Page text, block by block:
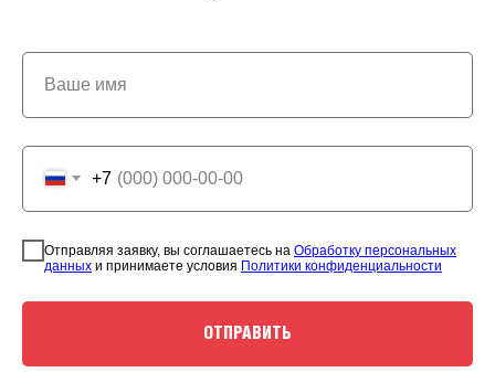
Ваше имя
+7
Отправляя заявку, вы соглашаетесь на Обработку персональных
данных и принимаете условия Политики конфиденциальности
ОТПРАВИТЬ